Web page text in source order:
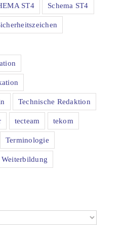
ST4 Schema ST4
Technische Redaktion
tecteam tekom
Terminologie
Weiterbildung